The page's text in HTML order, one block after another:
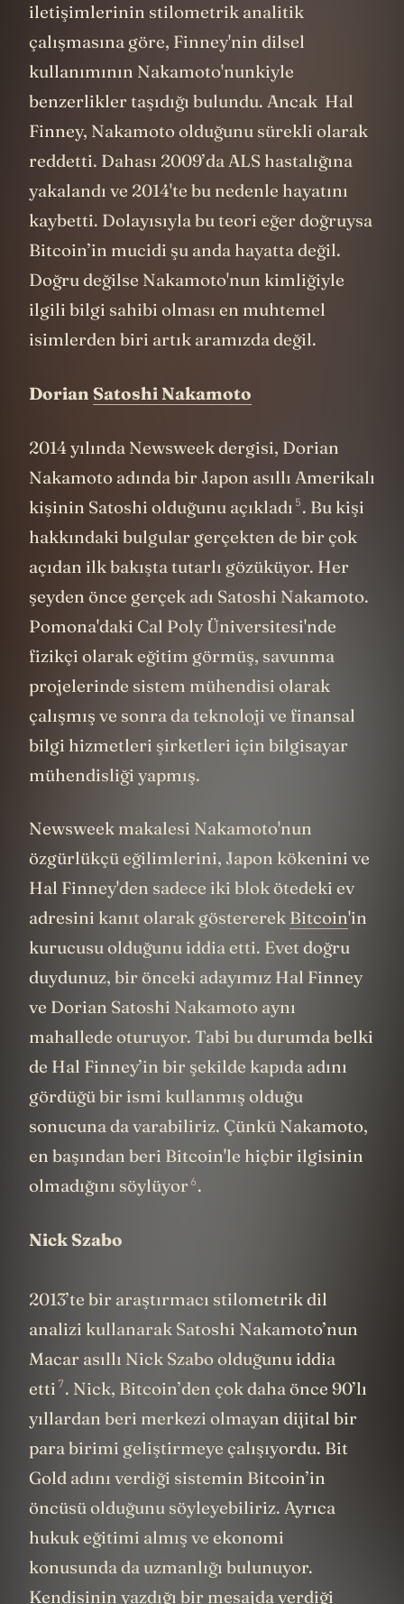
iletişimlerinin stilometrik analitik
çalışmasına göre, Finney'nin dilsel
kullanımının Nakamoto'nunkiyle
benzerlikler taşıdığı bulundu. Ancak Hal
Finney, Nakamoto olduğunu sürekli olarak
reddetti. Dahası 2009’da ALS hastalığına
yakalandı ve 2014'te bu nedenle hayatını
kaybetti. Dolayısıyla bu teori eğer doğruysa
Bitcoin’in mucidi şu anda hayatta değil.
Doğru değilse Nakamoto'nun kimliğiyle
ilgili bilgi sahibi olması en muhtemel
isimlerden biri artık aramızda değil.
Dorian Satoshi Nakamoto
2014 yılında Newsweek dergisi, Dorian
Nakamoto adında bir Japon asıllı Amerikalı
kişinin Satoshi olduğunu açıkladı 5. Bu kişi
hakkındaki bulgular gerçekten de bir çok
açıdan ilk bakışta tutarlı gözüküyor. Her
şeyden önce gerçek adı Satoshi Nakamoto.
Pomona'daki Cal Poly Üniversitesi'nde
fizikçi olarak eğitim görmüş, savunma
projelerinde sistem mühendisi olarak
çalışmış ve sonra da teknoloji ve finansal
bilgi hizmetleri şirketleri için bilgisayar
mühendisliği yapmış.
Newsweek makalesi Nakamoto'nun
özgürlükçü eğilimlerini, Japon kökenini ve
Hal Finney'den sadece iki blok ötedeki ev
adresini kanıt olarak göstererek Bitcoin'in
kurucusu olduğunu iddia etti. Evet doğru
duydunuz, bir önceki adayımız Hal Finney
ve Dorian Satoshi Nakamoto aynı
mahallede oturuyor. Tabi bu durumda belki
de Hal Finney’in bir şekilde kapıda adını
gördüğü bir ismi kullanmış olduğu
sonucuna da varabiliriz. Çünkü Nakamoto,
en başından beri Bitcoin'le hiçbir ilgisinin
olmadığını söylüyor 6.
Nick Szabo
2013’te bir araştırmacı stilometrik dil
analizi kullanarak Satoshi Nakamoto’nun
Macar asıllı Nick Szabo olduğunu iddia
etti 7. Nick, Bitcoin’den çok daha önce 90’lı
yıllardan beri merkezi olmayan dijital bir
para birimi geliştirmeye çalışıyordu. Bit
Gold adını verdiği sistemin Bitcoin’in
öncüsü olduğunu söyleyebiliriz. Ayrıca
hukuk eğitimi almış ve ekonomi
konusunda da uzmanlığı bulunuyor.
Kendisinin yazdığı bir mesajda verdiği